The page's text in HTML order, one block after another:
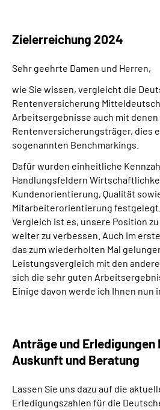
Zielerreichung 2024
Sehr geehrte Damen und Herren,
wie Sie wissen, vergleicht die
Rentenversicherung
Arbeitsergebnisse auch mit
Rentenversicherungsträger, dies
sogenannten Benchmarkings.
Dafür wurden einheitliche
Handlungsfeldern
Kundenorientierung, Qualität
Mitarbeiterorientierung
Vergleich ist es, unsere Position
weiter zu verbessen. Auch im
das zum wiederholten Mal
Leistungsvergleich mit den
sich die sehr guten
Einige davon werde ich Ihnen nun
Anträge und Erledigungen
Auskunft und Beratung
Lassen Sie uns dazu auf die
Erledigungszahlen für die